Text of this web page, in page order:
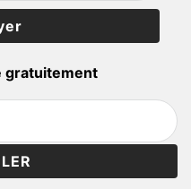
gratuitement